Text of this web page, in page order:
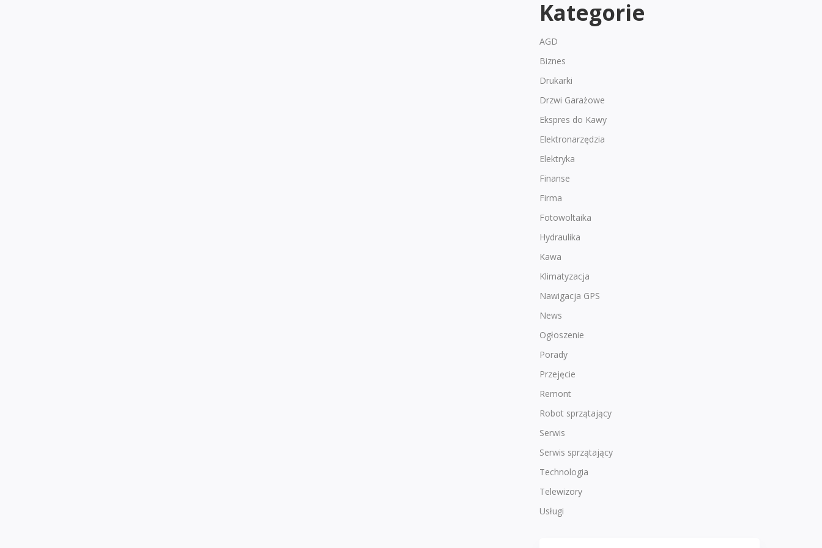
Kategorie
AGD
Biznes
Drukarki
Drzwi Garażowe
Ekspres do Kawy
Elektronarzędzia
Elektryka
Finanse
Firma
Fotowoltaika
Hydraulika
Kawa
Klimatyzacja
Nawigacja GPS
News
Ogłoszenie
Porady
Przejęcie
Remont
Robot sprzątający
Serwis
Serwis sprzątający
Technologia
Telewizory
Usługi